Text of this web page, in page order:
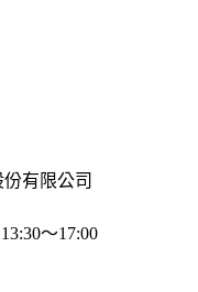
有限公司
～17:00